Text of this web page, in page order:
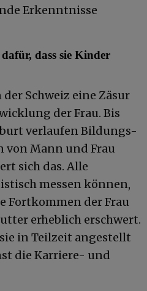
Erkenntnisse
dass sie Kinder
Schweiz eine Zäsur
der Frau. Bis
verlaufen Bildungs-
von Mann und Frau
sich das. Alle
messen können,
Fortkommen der Frau
erheblich erschwert.
in Teilzeit angestellt
die Karriere- und